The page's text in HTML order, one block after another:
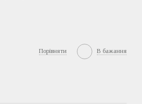
Порівняти В бажання